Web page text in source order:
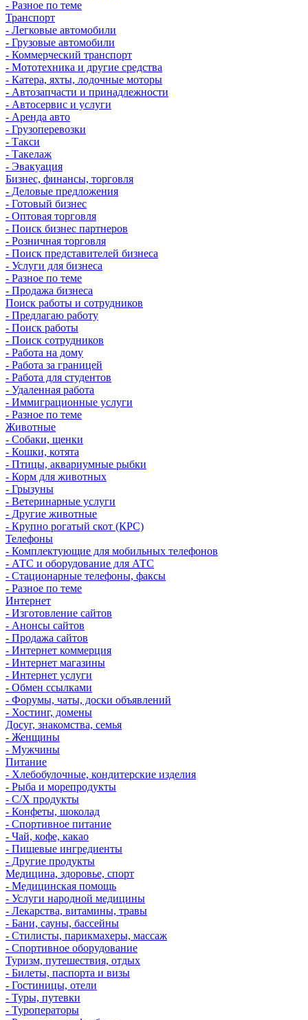
- Разное по теме
Транспорт
- Легковые автомобили
- Грузовые автомобили
- Коммерческий транспорт
- Мототехника и другие средства
- Катера, яхты, лодочные моторы
- Автозапчасти и принадлежности
- Автосервис и услуги
- Аренда авто
- Грузоперевозки
- Такси
- Такелаж
- Эвакуация
Бизнес, финансы, торговля
- Деловые предложения
- Готовый бизнес
- Оптовая торговля
- Поиск бизнес партнеров
- Розничная торговля
- Поиск представителей бизнеса
- Услуги для бизнеса
- Разное по теме
- Продажа бизнеса
Поиск работы и сотрудников
- Предлагаю работу
- Поиск работы
- Поиск сотрудников
- Работа на дому
- Работа за границей
- Работа для студентов
- Удаленная работа
- Иммиграционные услуги
- Разное по теме
Животные
- Собаки, щенки
- Кошки, котята
- Птицы, аквариумные рыбки
- Корм для животных
- Грызуны
- Ветеринарные услуги
- Другие животные
- Крупно рогатый скот (КРС)
Телефоны
- Комплектующие для мобильных телефонов
- АТС и оборудование для АТС
- Стационарные телефоны, факсы
- Разное по теме
Интернет
- Изготовление сайтов
- Анонсы сайтов
- Продажа сайтов
- Интернет коммерция
- Интернет магазины
- Интернет услуги
- Обмен ссылками
- Форумы, чаты, доски объявлений
- Хостинг, домены
Досуг, знакомства, семья
- Женщины
- Мужчины
Питание
- Хлебобулочные, кондитерские изделия
- Рыба и морепродукты
- С/Х продукты
- Конфеты, шоколад
- Спортивное питание
- Чай, кофе, какао
- Пищевые ингредиенты
- Другие продукты
Медицина, здоровье, спорт
- Медицинская помощь
- Услуги народной медицины
- Лекарства, витамины, травы
- Бани, сауны, бассейны
- Стилисты, парикмахеры, массаж
- Спортивное оборудование
Туризм, путешествия, отдых
- Билеты, паспорта и визы
- Гостиницы, отели
- Туры, путевки
- Туроператоры